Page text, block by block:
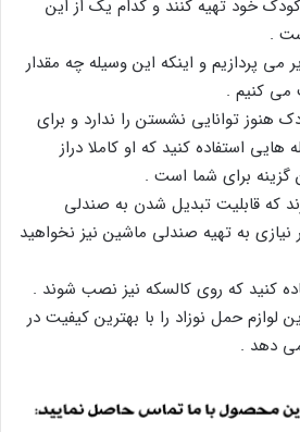
خود تهیه کنند و کدام یک از این
.
پردازیم و اینکه این وسیله چه مقدار
می کنیم .
هنوز توانایی نشستن را ندارد و برای
هایی استفاده کنید که او کاملا دراز
گزینه برای شما است .
که قابلیت تبدیل شدن به صندلی
نیازی به تهیه صندلی ماشین نیز نخواهید
کنید که روی کالسکه نیز نصب شوند .
لوازم حمل نوزاد را با بهترین کیفیت در
می دهد .